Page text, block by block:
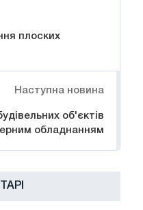
плоских
Наступна новина
об'єктів
обладнанням